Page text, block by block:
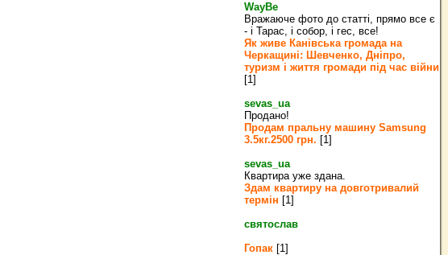
WayBe
Вражаюче фото до статті, прямо все є
- і Тарас, і собор, і гес, все!
Як живе Канівська громада на
Черкащині: Шевченко, Дніпро,
туризм і життя громади під час війни
[1]
sevas_ua
Продано!
Продам пральну машину Samsung
3.5кг.2500 грн. [1]
sevas_ua
Квартира уже здана.
Здам квартиру на довготривалий
термін [1]
святослав
Гопак [1]